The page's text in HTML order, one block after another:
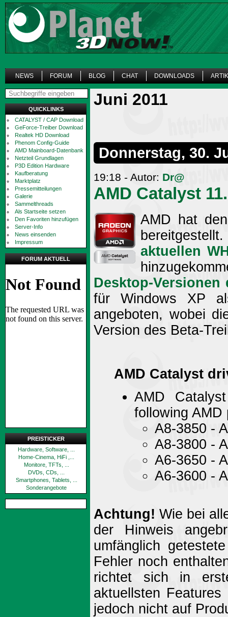
NEWS FORUM BLOG CHAT DOWNLOADS
QUICKLINKS
CATALYST / CAP Download
GeForce-Treiber Download
Realtek HD Download
Phenom Config-Guide
AMD Mainboard-Datenbank
Netzteil Grundlagen
P3D Edition Hardware
Kaufberatung
Marktplatz
Pressemitteilungen
Galerie
Sammelthreads
Als Startseite setzen
Den Favoriten hinzufügen
Server-Info
News einsenden
Impressum
FORUM AKTUELL
PREISTICKER
Hardware, Software, ...
Home-Cinema, HiFi ,...
Monitore, TFTs, ...
DVDs, CDs, ...
Smartphones, Tablets, ...
Sonderangebote
Juni 2011
Donnerstag, 30.
19:18 - Autor: Dr@
AMD Catalyst
AMD hat
aktuellen
Desktop-Versionen
für Windows XP
angeboten, wobei
Version des Beta-
AMD Catalyst
AMD
following AMD
A8-3850 -
A8-3800 -
A6-3650 -
A6-3600 -
Achtung! Wie bei
der Hinweis
umfänglich
Fehler noch
richtet sich in
aktuellsten
jedoch nicht auf